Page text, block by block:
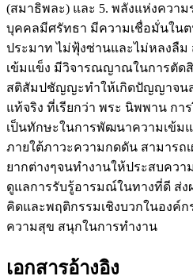
(สมาธิพละ) และ 5. พลังแห่งควา
บุคคลมีศรัทธา มีความเชื่อมั่นในต
ประมาท ไม่ฟุ้งซ่านและไม่หลงลืม
เข้มแข็ง มีวิจารณญาณในการตัด
สติสัมปชัญญะทำให้เกิดปัญญาจน
แท้จริง ที่เรียกว่า พระ นิพพาน ก
เป็นทักษะในการพัฒนาความเข้ม
ภายใต้ภาวะความกดดัน สามาร
ยากต่างๆจนทำงานให้ประสบควา
ดูแลการรับรู้อารมณ์ในทางที่ดี ส่ง
คิดและพฤติกรรมเชิงบวกในองค์
ความสุข สนุกในการทำงาน
เอกสารอ้างอิง